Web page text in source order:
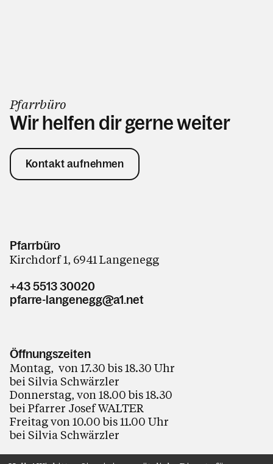
Pfarrbüro
Wir helfen dir gerne weiter
Kontakt aufnehmen
Pfarrbüro
Kirchdorf 1, 6941 Langenegg
+43 5513 30020
pfarre-langenegg@a1.net
Öffnungszeiten
Montag, von 17.30 bis 18.30 Uhr
bei Silvia Schwärzler
Donnerstag, von 18.00 bis 18.30
bei Pfarrer Josef WALTER
Freitag von 10.00 bis 11.00 Uhr
bei Silvia Schwärzler